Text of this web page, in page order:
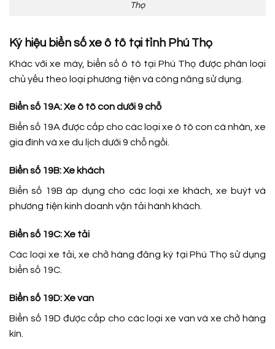
Thọ
Ký hiệu biển số xe ô tô tại tỉnh Phú Thọ
Khác với xe máy, biển số ô tô tại Phú Thọ được phân loại
chủ yếu theo loại phương tiện và công năng sử dụng.
Biển số 19A: Xe ô tô con dưới 9 chỗ
Biển số 19A được cấp cho các loại xe ô tô con cá nhân, xe
gia đình và xe du lịch dưới 9 chỗ ngồi.
Biển số 19B: Xe khách
Biển số 19B áp dụng cho các loại xe khách, xe buýt và
phương tiện kinh doanh vận tải hành khách.
Biển số 19C: Xe tải
Các loại xe tải, xe chở hàng đăng ký tại Phú Thọ sử dụng
biển số 19C.
Biển số 19D: Xe van
Biển số 19D được cấp cho các loại xe van và xe chở hàng
kín.